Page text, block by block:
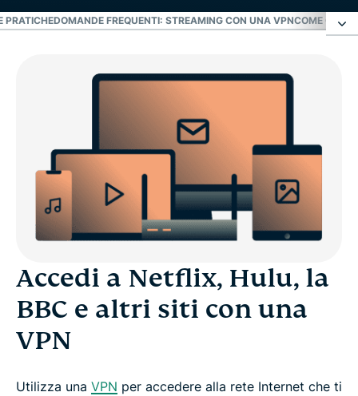
PRATICHEDOMANDE FREQUENTI: STREAMING CON UNA VPNCOME
Streaming internazionale
Social media
Messaggistica e strumenti
Giochi e musica
Guide pratiche
Accedi a Netflix, Hulu, la
BBC e altri siti con una
VPN
Utilizza una VPN per accedere alla rete Internet che ti